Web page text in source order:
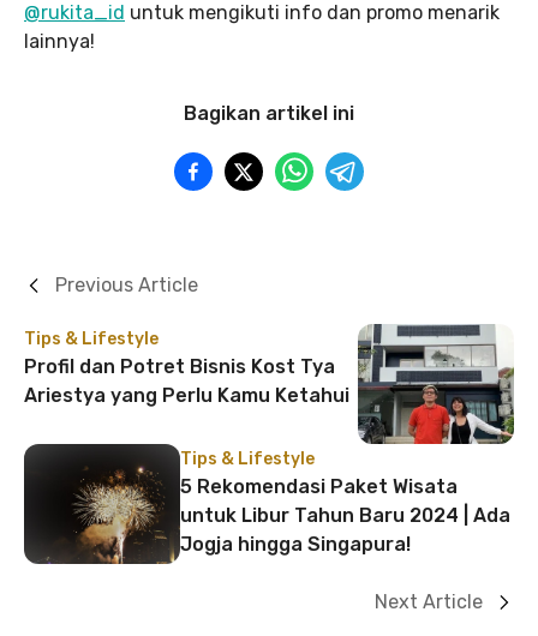
@rukita_id untuk mengikuti info dan promo menarik
lainnya!
Bagikan artikel ini
Tips & Lifestyle
Profil dan Potret Bisnis Kost Tya
Ariestya yang Perlu Kamu Ketahui
Previous Article
Tips & Lifestyle
5 Rekomendasi Paket Wisata
untuk Libur Tahun Baru 2024 | Ada
Jogja hingga Singapura!
Next Article